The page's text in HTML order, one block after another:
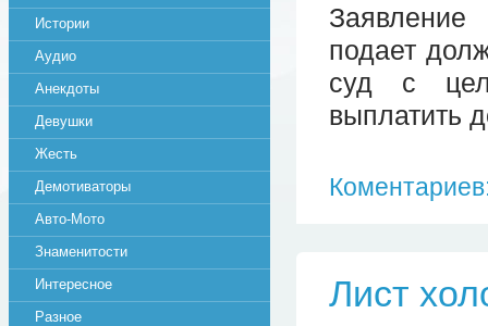
Заявление
подает
суд с
выплатить
Лист
Истории
Аудио
Анекдоты
Девушки
Жесть
Демотиваторы
Авто-Мото
Знаменитости
Интересное
Разное